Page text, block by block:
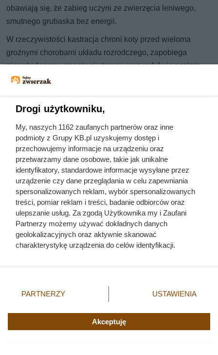
obawiają się, że zabieg uczyni ze zwierzęcia leniwego,
smutnego grubaska bez energii.
W rzeczywistości kastracja chroni koty przed wieloma
groźnymi chorobami układu rozrodczego, zapobiega
niepożądanemu znaczeniu terenu oraz redukuje poziom
stresu związanego z popędem rozrodczym. Po zabiegu kot
jego podstawowe cechy osobowości pozostają
jest odpowiednie zbilansowanie diety o wysokiej
zawartości mięsa oraz dbanie o aktywność fizyczną
każdego dnia.
Zostawienie kota samego na długie godziny bez zapewnienia
stymulacji umysłowej i uwagi prowadzi do frustracji oraz
problemów behawioralnych, fot. yjpto
Drogi użytkowniku,
My, naszych 1162 zaufanych partnerów oraz inne
podmioty z Grupy KB.pl uzyskujemy dostęp i
przechowujemy informacje na urządzeniu oraz
przetwarzamy dane osobowe, takie jak unikalne
identyfikatory, standardowe informacje wysyłane przez
urządzenie czy dane przeglądania w celu zapewniania
spersonalizowanych reklam, wybór spersonalizowanych
treści, pomiar reklam i treści, badanie odbiorców oraz
ulepszanie usług. Za zgodą Użytkownika my i Zaufani
Partnerzy możemy używać dokładnych danych
geolokalizacyjnych oraz aktywnie skanować
charakterystykę urządzenia do celów identyfikacji.
zmienić/wycofać klikając przycisk ustawień prywatności
znajdujący się w lewym dolnym rogu strony. Niektóre
użytkownika, ale masz prawo sprzeciwić się takiemu
przetwarzaniu. Preferencje będą miały zastosowania tylko
PARTNERZY USTAWIENIA
Akceptuję